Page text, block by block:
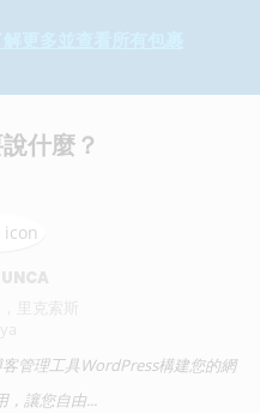
什麼？
里克索斯
管理工具WordPress構建您的網
，讓您自由...